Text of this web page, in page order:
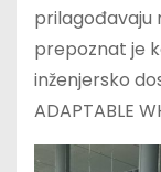
prilagođavaju
prepoznat je
inženjersko
ADAPTABLE